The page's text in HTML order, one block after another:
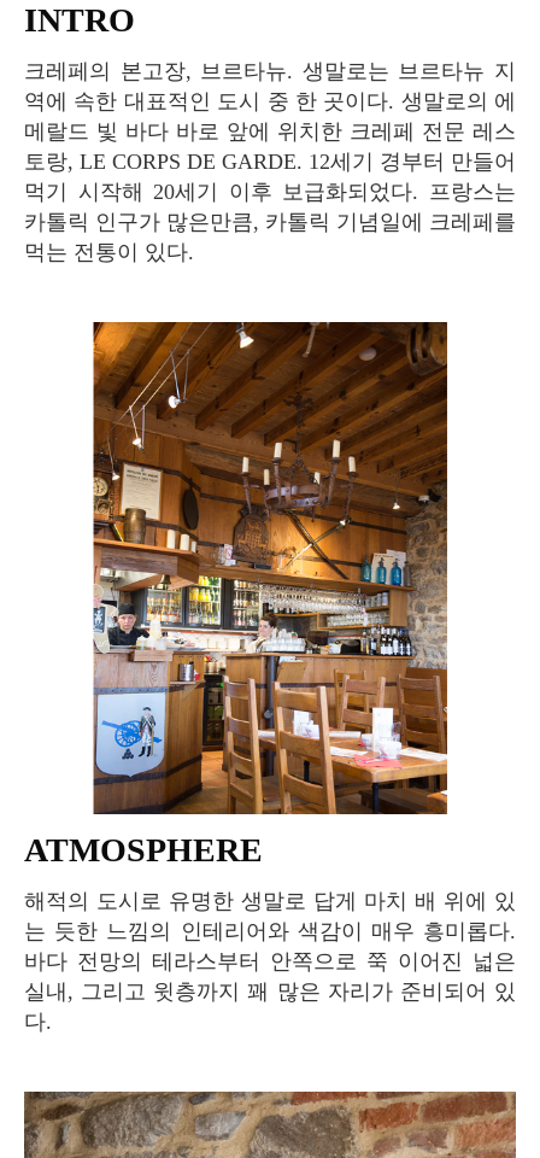
INTRO
크레페의 본고장, 브르타뉴. 생말로는 브르타뉴 지
역에 속한 대표적인 도시 중 한 곳이다. 생말로의 에
메랄드 빛 바다 바로 앞에 위치한 크레페 전문 레스
토랑, LE CORPS DE GARDE. 12세기 경부터 만들어
먹기 시작해 20세기 이후 보급화되었다. 프랑스는
카톨릭 인구가 많은만큼, 카톨릭 기념일에 크레페를
먹는 전통이 있다.
ATMOSPHERE
해적의 도시로 유명한 생말로 답게 마치 배 위에 있
는 듯한 느낌의 인테리어와 색감이 매우 흥미롭다.
바다 전망의 테라스부터 안쪽으로 쭉 이어진 넓은
실내, 그리고 윗층까지 꽤 많은 자리가 준비되어 있
다.